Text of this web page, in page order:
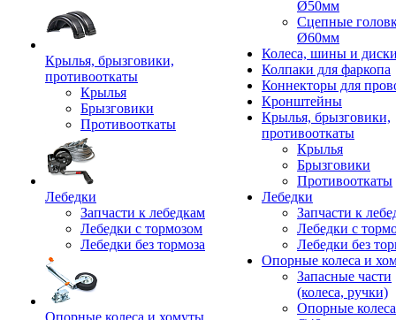
Крылья, брызговики,
противооткаты
Крылья
Брызговики
Противооткаты
Лебедки
Запчасти к лебедкам
Лебедки с тормозом
Лебедки без тормоза
Опорные колеса и хомуты
Ø50мм
Сцепные
Ø60мм
Колеса, шины и
Колпаки для фаркопа
Коннекторы для
Кронштейны
Крылья, брызговики,
противооткаты
Крылья
Брызговики
Противооткаты
Лебедки
Запчасти к
Лебедки с
Лебедки без
Опорные колеса и
Запасные части
(колеса, ручки)
Опорные колеса